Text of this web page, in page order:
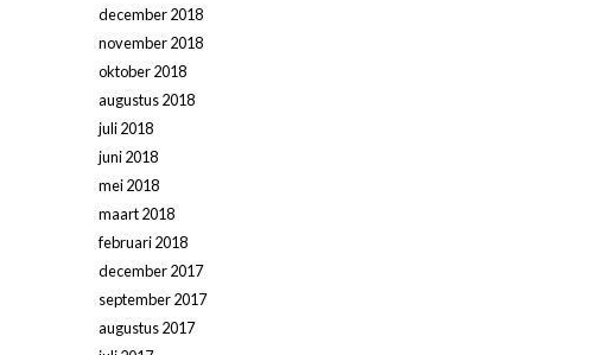
december 2018
november 2018
oktober 2018
augustus 2018
juli 2018
juni 2018
mei 2018
maart 2018
februari 2018
december 2017
september 2017
augustus 2017